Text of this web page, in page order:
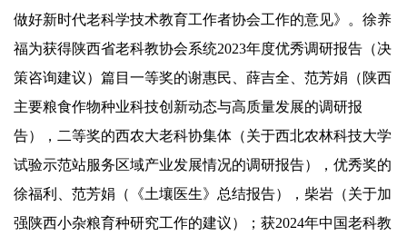
做好新时代老科学技术教育工作者协会工作的意见》。徐养
福为获得陕西省老科教协会系统2023年度优秀调研报告（决
策咨询建议）篇目一等奖的谢惠民、薛吉全、范芳娟（陕西
主要粮食作物种业科技创新动态与高质量发展的调研报
告），二等奖的西农大老科协集体（关于西北农林科技大学
试验示范站服务区域产业发展情况的调研报告），优秀奖的
徐福利、范芳娟（《土壤医生》总结报告），柴岩（关于加
强陕西小杂粮育种研究工作的建议）；获2024年中国老科教